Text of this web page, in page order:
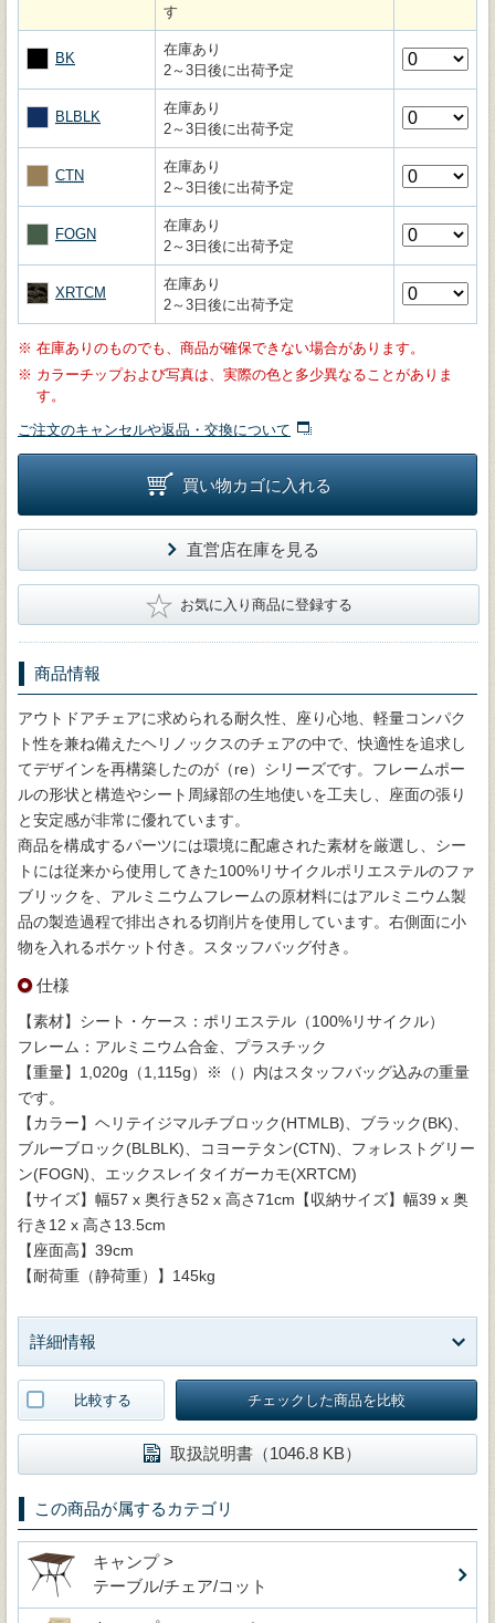
す
BK
在庫あり
2～3日後に出荷予定
BLBLK
在庫あり
2～3日後に出荷予定
CTN
在庫あり
2～3日後に出荷予定
FOGN
在庫あり
2～3日後に出荷予定
XRTCM
在庫あり
2～3日後に出荷予定
※ 在庫ありのものでも、商品が確保できない場合があります。
※ カラーチップおよび写真は、実際の色と多少異なることがありま
す。
ご注文のキャンセルや返品・交換について
買い物カゴに入れる
直営店在庫を見る
★ お気に入り商品に登録する
商品情報
アウトドアチェアに求められる耐久性、座り心地、軽量コンパク
ト性を兼ね備えたヘリノックスのチェアの中で、快適性を追求し
てデザインを再構築したのが（re）シリーズです。フレームポー
ルの形状と構造やシート周縁部の生地使いを工夫し、座面の張り
と安定感が非常に優れています。
商品を構成するパーツには環境に配慮された素材を厳選し、シー
トには従来から使用してきた100%リサイクルポリエステルのファ
ブリックを、アルミニウムフレームの原材料にはアルミニウム製
品の製造過程で排出される切削片を使用しています。右側面に小
物を入れるポケット付き。スタッフバッグ付き。
仕様
【素材】シート・ケース：ポリエステル（100%リサイクル）
フレーム：アルミニウム合金、プラスチック
【重量】1,020g（1,115g）※（）内はスタッフバッグ込みの重量
です。
【カラー】ヘリテイジマルチブロック(HTMLB)、ブラック(BK)、
ブルーブロック(BLBLK)、コヨーテタン(CTN)、フォレストグリー
ン(FOGN)、エックスレイタイガーカモ(XRTCM)
【サイズ】幅57 x 奥行き52 x 高さ71cm【収納サイズ】幅39 x 奥
行き12 x 高さ13.5cm
【座面高】39cm
【耐荷重（静荷重）】145kg
詳細情報
比較する チェックした商品を比較
取扱説明書（1046.8 KB）
この商品が属するカテゴリ
キャンプ >
テーブル/チェア/コット